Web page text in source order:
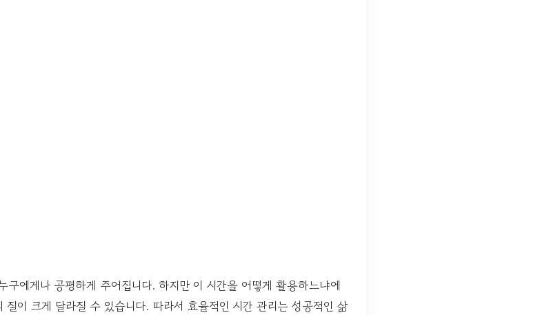
에게나 공평하게 주어집니다. 하지만 이 시간을 어떻게 활용하느냐에
질이 크게 달라질 수 있습니다. 따라서 효율적인 시간 관리는 성공적인 삶